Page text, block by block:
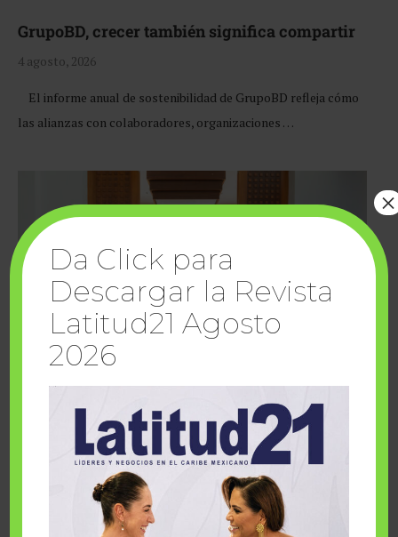
GrupoBD, crecer también significa compartir
4 agosto, 2026
El informe anual de sostenibilidad de GrupoBD refleja cómo
las alianzas con colaboradores, organizaciones …
Cuando la solidaridad inspira; cumplen
sueños Fairmont Mayakoba y Make-A-Wish
Da Click para
Descargar la Revista
Latitud21 Agosto
2026
×